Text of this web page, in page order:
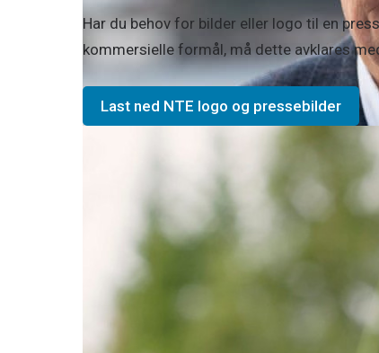
Har du behov for bilder eller logo til en
kommersielle formål, må dette avklares
Last ned NTE logo og pressebilder
NTE, SKS og Nordkraft går
Nordkraft, SKS og NTE går sammen om
industriløftet for ...